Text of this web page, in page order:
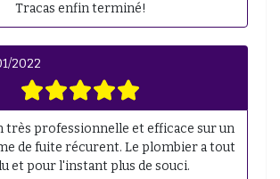
Tracas enfin terminé!
2022
professionnelle et efficace sur un
de fuite récurent. Le plombier a tout
et pour l'instant plus de souci.